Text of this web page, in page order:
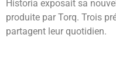
Historia exposait sa
produite par Torq. Trois
partagent leur quotidien.